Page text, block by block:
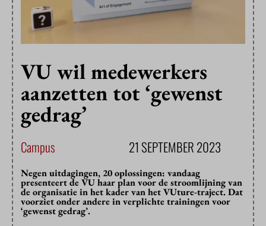
VU wil medewerkers
aanzetten tot ‘gewenst
gedrag’
Campus 21 SEPTEMBER 2023
Negen uitdagingen, 20 oplossingen: vandaag
presenteert de VU haar plan voor de stroomlijning van
de organisatie in het kader van het VUture-traject. Dat
voorziet onder andere in verplichte trainingen voor
‘gewenst gedrag’.